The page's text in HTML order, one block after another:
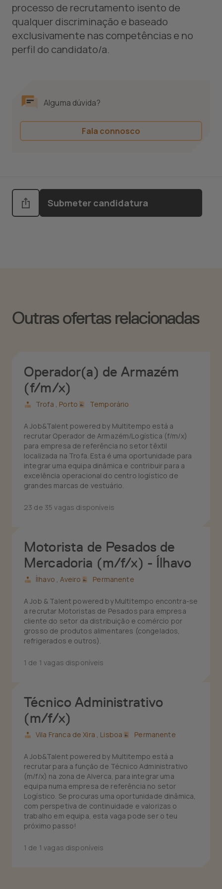
processo de recrutamento isento de
qualquer discriminação e baseado
exclusivamente nas competências e no
perfil do candidato/a.
Alguma dúvida?
Fala connosco
Submeter candidatura
Outras ofertas relacionadas
Operador(a) de Armazém
(f/m/x)
Trofa , Porto Temporário
A Job&Talent powered by Multitempo está a
recrutar Operador de Armazém/Logística (f/m/x)
para empresa de referência no setor têxtil
localizada na Trofa. Esta é uma oportunidade para
integrar uma equipa dinâmica e contribuir para a
excelência operacional do centro logístico de
grandes marcas de vestuário.
23 de 35 vagas disponíveis
Motorista de Pesados de
Mercadoria (m/f/x) - Ílhavo
Ílhavo ,Aveiro Permanente
A Job & Talent powered by Multitempo encontra-se
a recrutar Motoristas de Pesados para empresa
cliente do setor da distribuição e comércio por
grosso de produtos alimentares (congelados,
refrigerados e outros).
1 de 1 vagas disponíveis
Técnico Administrativo
(m/f/x)
Vila Franca de Xira , Lisboa Permanente
A Job&Talent powered by Multitempo está a
recrutar para a função de Técnico Administrativo
(m/f/x) na zona de Alverca, para integrar uma
equipa numa empresa de referência no setor
Logístico. Se procuras uma oportunidade dinâmica,
com perspetiva de continuidade e valorizas o
trabalho em equipa, esta vaga pode ser o teu
próximo passo!
1 de 1 vagas disponíveis